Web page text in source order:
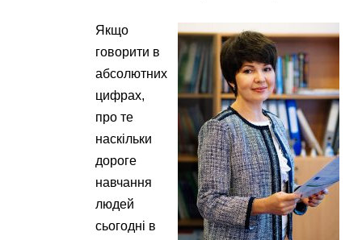
Якщо
говорити в
абсолютних
цифрах,
про те
наскільки
дороге
навчання
людей
сьогодні в